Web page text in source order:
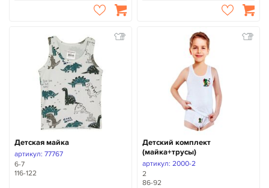
Детская майка
артикул: 77767
6-7
116-122
Детский комплект
(майка+трусы)
артикул: 2000-2
2
86-92